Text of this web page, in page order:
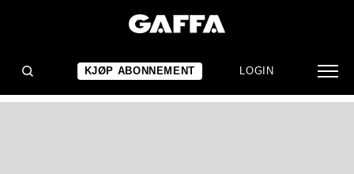
KJØP ABONNEMENT LOGIN
ALBUMANMELDELSE
Passenger: Whispers